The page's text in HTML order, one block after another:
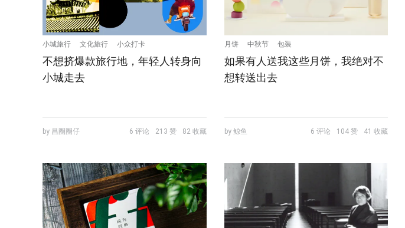
小城旅行 文化旅行 小众打卡
不想挤爆款旅行地，年轻人转身向
小城走去
by 昌圈圈仔 6 评论 213 赞 82 收藏
月饼 中秋节 包装
如果有人送我这些月饼，我绝对不
想转送出去
by 鲸鱼 6 评论 104 赞 41 收藏